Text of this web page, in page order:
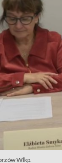
Wlkp.